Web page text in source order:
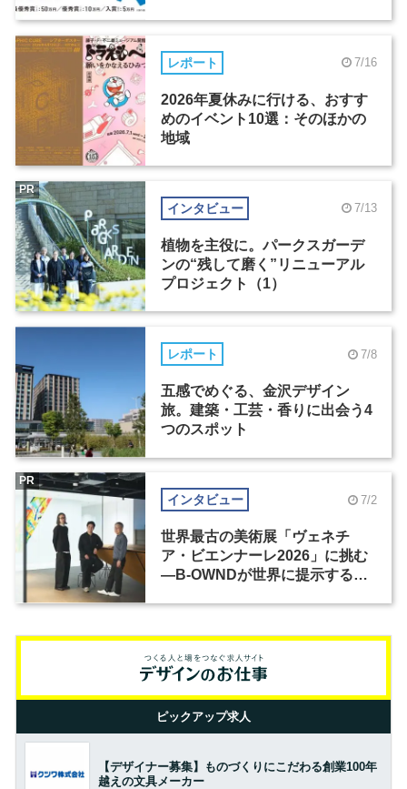
レポート 7/16
2026年夏休みに行ける、おすす
めのイベント10選：そのほかの
地域
インタビュー 7/13
植物を主役に。パークスガーデ
ンの“残して磨く”リニューアル
プロジェクト（1）
PR
レポート 7/8
五感でめぐる、金沢デザイン
旅。建築・工芸・香りに出会う4
つのスポット
インタビュー 7/2
世界最古の美術展「ヴェネチ
ア・ビエンナーレ2026」に挑む
―B-OWNDが世界に提示する美
PR
ピックアップ求人
【デザイナー募集】ものづくりにこだわる創業100年
越えの文具メーカー